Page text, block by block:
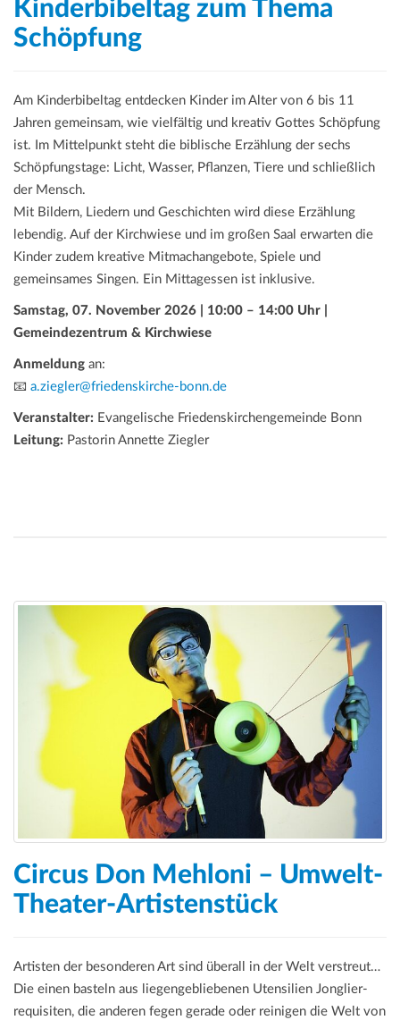
Kinderbibeltag zum Thema
Schöpfung
Am Kinderbibeltag entdecken Kinder im Alter von 6 bis 11
Jahren gemeinsam, wie vielfältig und kreativ Gottes Schöpfung
ist. Im Mittelpunkt steht die biblische Erzählung der sechs
Schöpfungstage: Licht, Wasser, Pflanzen, Tiere und schließlich
der Mensch.
Mit Bildern, Liedern und Geschichten wird diese Erzählung
lebendig. Auf der Kirchwiese und im großen Saal erwarten die
Kinder zudem kreative Mitmachangebote, Spiele und
gemeinsames Singen. Ein Mittagessen ist inklusive.
Samstag, 07. November 2026 | 10:00 – 14:00 Uhr |
Gemeindezentrum & Kirchwiese
Anmeldung an:
📧 a.ziegler@friedenskirche-bonn.de
Veranstalter: Evangelische Friedenskirchengemeinde Bonn
Leitung: Pastorin Annette Ziegler
Circus Don Mehloni – Umwelt-
Theater-Artistenstück
Artisten der besonderen Art sind überall in der Welt verstreut…
Die einen basteln aus liegengebliebenen Utensilien Jonglier­
requi­siten, die anderen fegen gerade oder reinigen die Welt von